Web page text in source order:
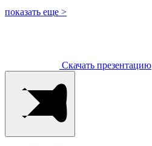
показать еще >
Скачать презентацию